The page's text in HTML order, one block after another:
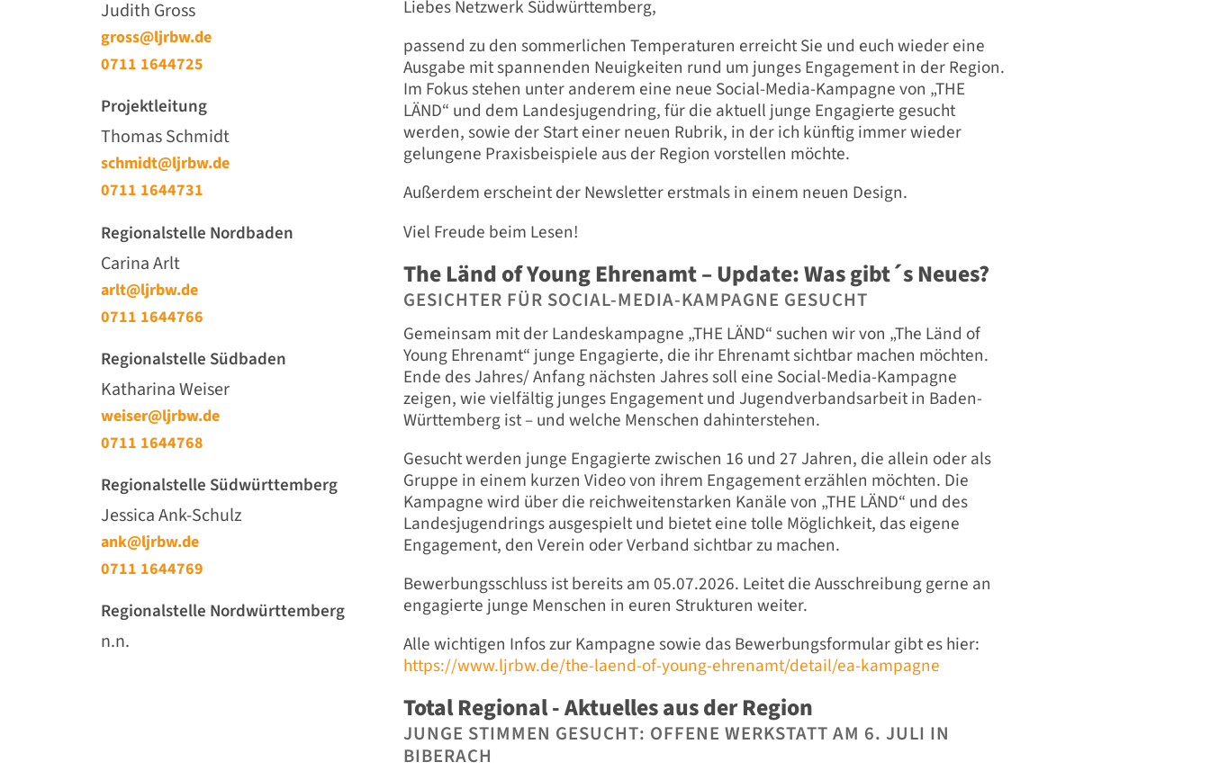
Judith Gross
gross@ljrbw.de
0711 1644725
Projektleitung
Thomas Schmidt
schmidt@ljrbw.de
0711 1644731
Regionalstelle Nordbaden
Carina Arlt
arlt@ljrbw.de
0711 1644766
Regionalstelle Südbaden
Katharina Weiser
weiser@ljrbw.de
0711 1644768
Regionalstelle Südwürttemberg
Jessica Ank-Schulz
ank@ljrbw.de
0711 1644769
Regionalstelle Nordwürttemberg
n.n.
Liebes Netzwerk Südwürttemberg,
passend zu den sommerlichen Temperaturen erreicht Sie und euch wieder eine
Ausgabe mit spannenden Neuigkeiten rund um junges Engagement in der Region.
Im Fokus stehen unter anderem eine neue Social-Media-Kampagne von „THE
LÄND“ und dem Landesjugendring, für die aktuell junge Engagierte gesucht
werden, sowie der Start einer neuen Rubrik, in der ich künftig immer wieder
gelungene Praxisbeispiele aus der Region vorstellen möchte.
Außerdem erscheint der Newsletter erstmals in einem neuen Design.
Viel Freude beim Lesen!
The Länd of Young Ehrenamt – Update: Was gibt´s Neues?
GESICHTER FÜR SOCIAL-MEDIA-KAMPAGNE GESUCHT
Gemeinsam mit der Landeskampagne „THE LÄND“ suchen wir von „The Länd of
Young Ehrenamt“ junge Engagierte, die ihr Ehrenamt sichtbar machen möchten.
Ende des Jahres/ Anfang nächsten Jahres soll eine Social-Media-Kampagne
zeigen, wie vielfältig junges Engagement und Jugendverbandsarbeit in Baden-
Württemberg ist – und welche Menschen dahinterstehen.
Gesucht werden junge Engagierte zwischen 16 und 27 Jahren, die allein oder als
Gruppe in einem kurzen Video von ihrem Engagement erzählen möchten. Die
Kampagne wird über die reichweitenstarken Kanäle von „THE LÄND“ und des
Landesjugendrings ausgespielt und bietet eine tolle Möglichkeit, das eigene
Engagement, den Verein oder Verband sichtbar zu machen.
Bewerbungsschluss ist bereits am 05.07.2026. Leitet die Ausschreibung gerne an
engagierte junge Menschen in euren Strukturen weiter.
Alle wichtigen Infos zur Kampagne sowie das Bewerbungsformular gibt es hier:
https://www.ljrbw.de/the-laend-of-young-ehrenamt/detail/ea-kampagne
Total Regional - Aktuelles aus der Region
JUNGE STIMMEN GESUCHT: OFFENE WERKSTATT AM 6. JULI IN
BIBERACH